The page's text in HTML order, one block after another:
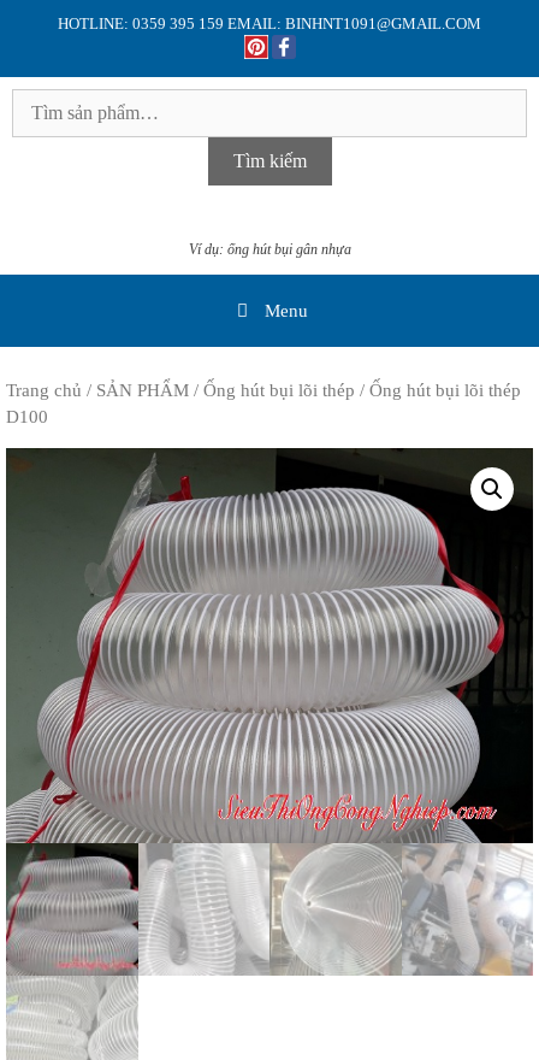
HOTLINE: 0359 395 159 EMAIL: BINHNT1091@GMAIL.COM
Tìm
Tìm kiếm
Ví dụ: ống hút bụi gân nhựa
Menu
Trang chủ / SẢN PHẨM / Ống hút bụi lõi thép / Ống hút bụi lõi thép
D100